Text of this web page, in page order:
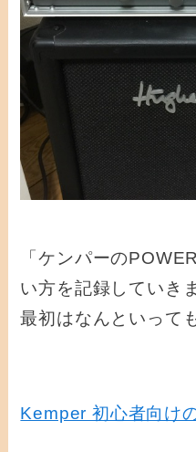
「ケンパーの
い方を記録していき
最初はなんといって
Kemper 初心者向け